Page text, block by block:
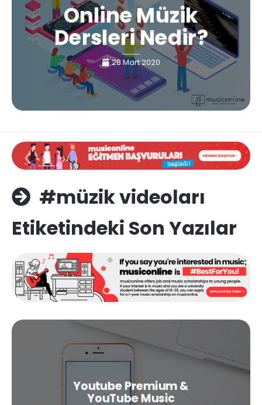
Online Müzik
Dersleri Nedir?
28 Mart 2020
#müzik videoları
Etiketindeki Son Yazılar
Youtube Premium &
YouTube Music